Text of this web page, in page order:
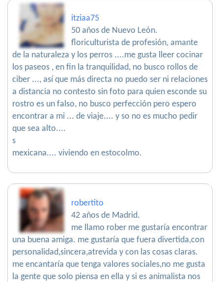
itziaa75
50 años de Nuevo León.
floriculturista de profesión, amante
de la naturaleza y los perros ....me gusta lleer cocinar
los paseos , en fin la tranquilidad, no busco rollos de
ciber ..., así que más directa no puedo ser ni relaciones
a distancia no contesto sin foto para quien esconde su
rostro es un falso, no busco perfección pero espero
encontrar a mi ... de viaje.... y so no es mucho pedir
que sea alto....
s
mexicana.... viviendo en estocolmo.
robertito
42 años de Madrid.
me llamo rober me gustaría encontrar
una buena amiga. me gustaría que fuera divertida,con
personalidad,sincera,atrevida y con las cosas claras.
me encantaría que tenga valores sociales,no me gusta
la gente que solo piensa en ella y si es animalista nos